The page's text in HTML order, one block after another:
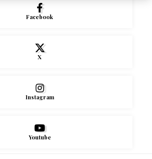
Facebook
X
Instagram
Youtube